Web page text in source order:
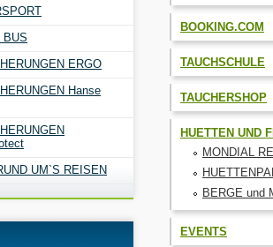
BUS
ERGO
Hanse
UM`S REISEN
BOOKING.COM
TAUCHSCHULE
TAUCHERSHOP
HUETTEN UND
MONDIAL
BERGE und
EVENTS